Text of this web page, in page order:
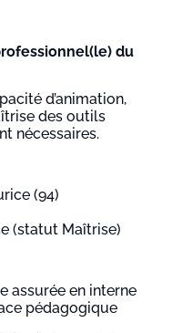
du
d’animation,
des outils
nécessaires.
(94)
(statut Maîtrise)
assurée en interne
pédagogique